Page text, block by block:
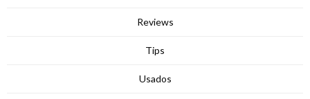
Reviews
Tips
Usados